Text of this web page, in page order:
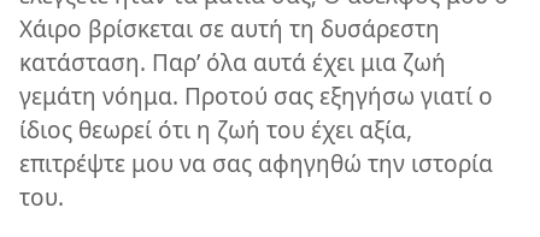
Χάιρο βρίσκεται σε αυτή τη δυσάρεστη
κατάσταση. Παρ’ όλα αυτά έχει μια ζωή
γεμάτη νόημα. Προτού σας εξηγήσω γιατί ο
ίδιος θεωρεί ότι η ζωή του έχει αξία,
επιτρέψτε μου να σας αφηγηθώ την ιστορία
του.